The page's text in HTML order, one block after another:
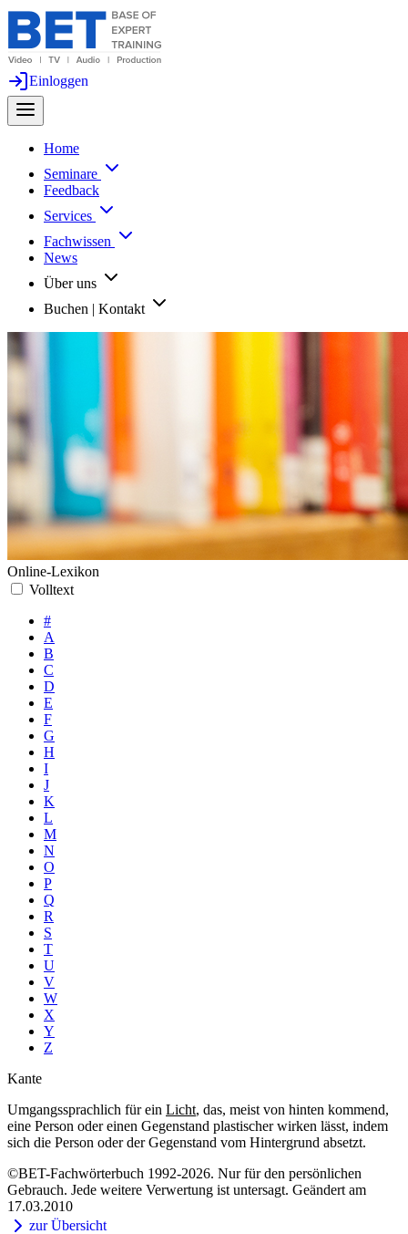
Einloggen
Home
Seminare
Feedback
Services
Fachwissen
News
Über uns
Buchen | Kontakt
Online-Lexikon
Volltext
#
A
B
C
D
E
F
G
H
I
J
K
L
M
N
O
P
Q
R
S
T
U
V
W
X
Y
Z
Kante
Umgangssprachlich für ein Licht, das, meist von hinten kommend,
eine Person oder einen Gegenstand plastischer wirken lässt, indem
sich die Person oder der Gegenstand vom Hintergrund absetzt.
©BET-Fachwörterbuch 1992-2026. Nur für den persönlichen
Gebrauch. Jede weitere Verwertung ist untersagt. Geändert am
17.03.2010
zur Übersicht